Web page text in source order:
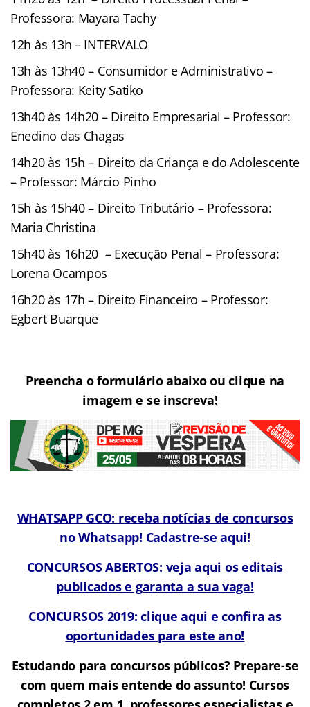
Professora: Mayara Tachy
12h às 13h – INTERVALO
13h às 13h40 – Consumidor e Administrativo –
Professora: Keity Satiko
13h40 às 14h20 – Direito Empresarial – Professor:
Enedino das Chagas
14h20 às 15h – Direito da Criança e do Adolescente
– Professor: Márcio Pinho
15h às 15h40 – Direito Tributário – Professora:
Maria Christina
15h40 às 16h20 – Execução Penal – Professora:
Lorena Ocampos
16h20 às 17h – Direito Financeiro – Professor:
Egbert Buarque
Preencha o formulário abaixo ou clique na
imagem e se inscreva!
WHATSAPP GCO: receba notícias de concursos
no Whatsapp! Cadastre-se aqui!
CONCURSOS ABERTOS: veja aqui os editais
publicados e garanta a sua vaga!
CONCURSOS 2019: clique aqui e confira as
oportunidades para este ano!
Estudando para concursos públicos? Prepare-se
com quem mais entende do assunto! Cursos